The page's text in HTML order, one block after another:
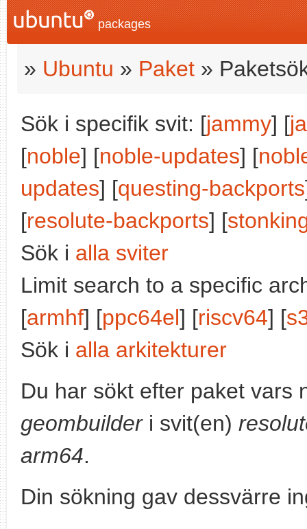
packages
» Ubuntu » Paket »
Sök i specifik svit: [jammy] [
[noble] [noble-updates] [
updates] [questing-backports
[resolute-backports] [
Sök i alla sviter
Limit search to a specific
[armhf] [ppc64el] [riscv64] [
Sök i alla arkitekturer
Du har sökt efter paket vars
geombuilderi svit(en)
arm64.
Din sökning gav dessvärre